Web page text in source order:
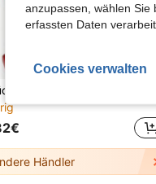
Händler
anzupassen, wählen Sie
erfassten Daten
Cookies verwalten